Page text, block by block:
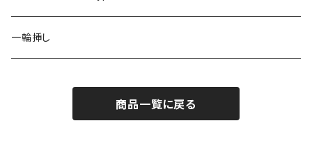
アイオライト
一輪挿し
商品一覧に戻る